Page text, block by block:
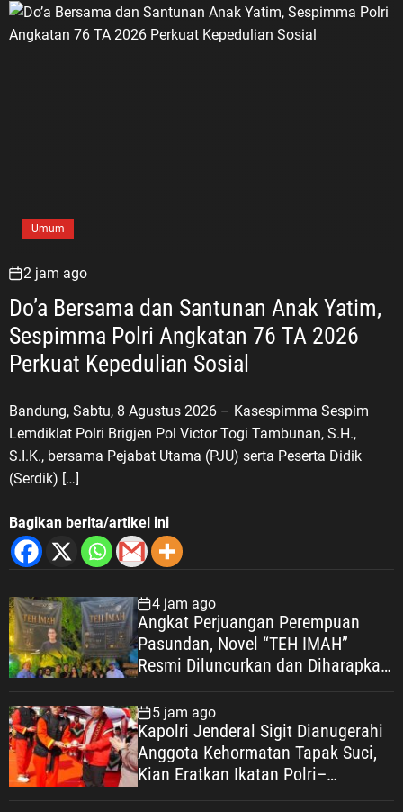
Umum
2 jam ago
Do’a Bersama dan Santunan Anak Yatim,
Sespimma Polri Angkatan 76 TA 2026
Perkuat Kepedulian Sosial
Bandung, Sabtu, 8 Agustus 2026 – Kasespimma Sespim
Lemdiklat Polri Brigjen Pol Victor Togi Tambunan, S.H.,
S.I.K., bersama Pejabat Utama (PJU) serta Peserta Didik
(Serdik) […]
Bagikan berita/artikel ini
4 jam ago
Angkat Perjuangan Perempuan
Pasundan, Novel “TEH IMAH”
Resmi Diluncurkan dan Diharapkan
5 jam ago
Kapolri Jenderal Sigit Dianugerahi
Anggota Kehormatan Tapak Suci,
Kian Eratkan Ikatan Polri–